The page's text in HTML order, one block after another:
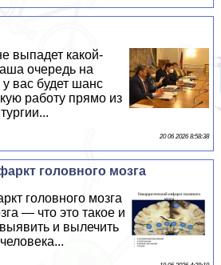
выпадет какой-
очередь на
вас будет шанс
работу прямо из
20 06 2026 8:58:38
головного мозга
головного мозга
— что это такое и
и вылечить